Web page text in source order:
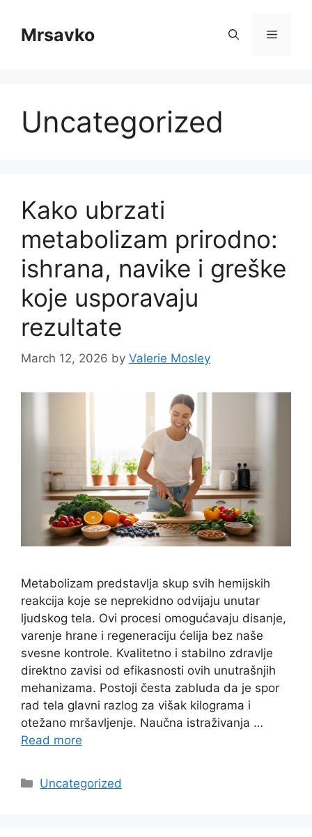
contentMrsavko Menu
Uncategorized
Kako ubrzati
metabolizam prirodno:
ishrana, navike i greške
koje usporavaju
rezultate
March 12, 2026 by Valerie Mosley
Metabolizam predstavlja skup svih hemijskih
reakcija koje se neprekidno odvijaju unutar
ljudskog tela. Ovi procesi omogućavaju disanje,
varenje hrane i regeneraciju ćelija bez naše
svesne kontrole. Kvalitetno i stabilno zdravlje
direktno zavisi od efikasnosti ovih unutrašnjih
mehanizama. Postoji česta zabluda da je spor
rad tela glavni razlog za višak kilograma i
otežano mršavljenje. Naučna istraživanja …
Read more
Categories
Uncategorized